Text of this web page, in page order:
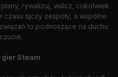
rywalizuj, walcz, cokolwiek
łączy zespoły, a wspólne
to podnoszące na duchu
gier Steam